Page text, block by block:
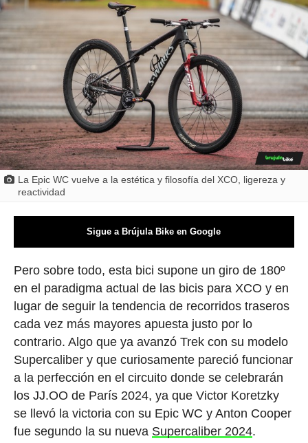
La Epic WC vuelve a la estética y filosofía del XCO, ligereza y
reactividad
Sigue a Brújula Bike en Google
Pero sobre todo, esta bici supone un giro de 180º
en el paradigma actual de las bicis para XCO y en
lugar de seguir la tendencia de recorridos traseros
cada vez más mayores apuesta justo por lo
contrario. Algo que ya avanzó Trek con su modelo
Supercaliber y que curiosamente pareció funcionar
a la perfección en el circuito donde se celebrarán
los JJ.OO de París 2024, ya que Victor Koretzky
se llevó la victoria con su Epic WC y Anton Cooper
fue segundo la su nueva Supercaliber 2024.